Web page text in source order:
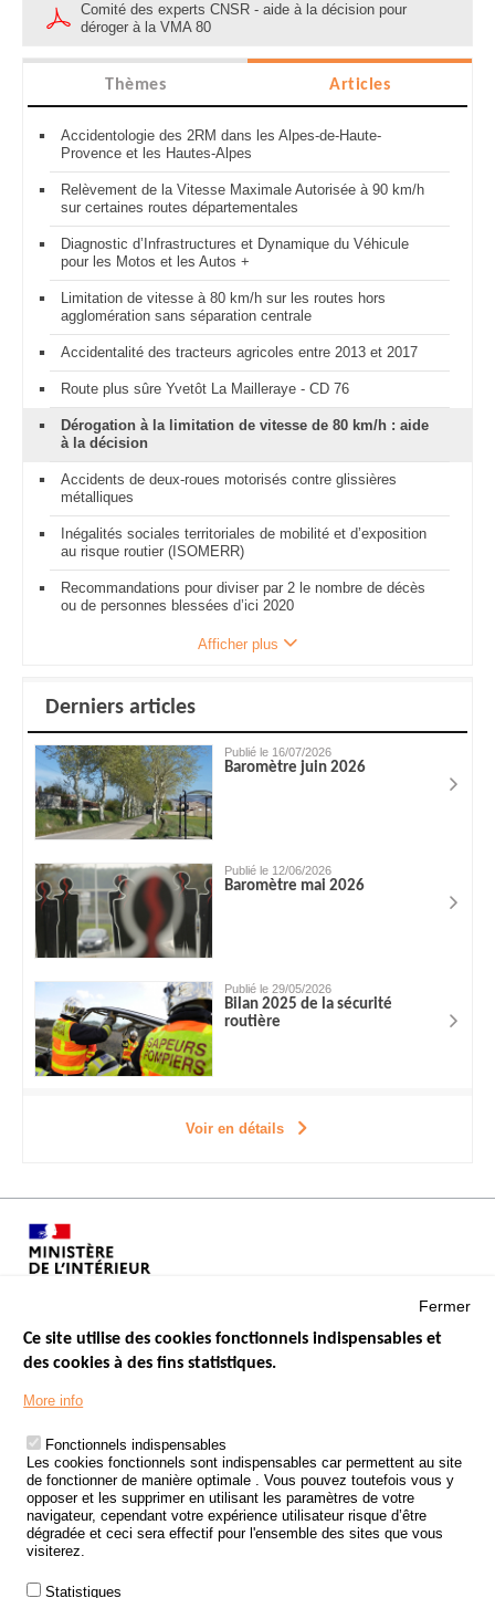
Comité des experts CNSR - aide à la décision pour
déroger à la VMA 80
Thèmes Articles
Accidentologie des 2RM dans les Alpes-de-Haute-
Provence et les Hautes-Alpes
Relèvement de la Vitesse Maximale Autorisée à 90 km/h
sur certaines routes départementales
Diagnostic d’Infrastructures et Dynamique du Véhicule
pour les Motos et les Autos +
Limitation de vitesse à 80 km/h sur les routes hors
agglomération sans séparation centrale
Accidentalité des tracteurs agricoles entre 2013 et 2017
Route plus sûre Yvetôt La Mailleraye - CD 76
Dérogation à la limitation de vitesse de 80 km/h : aide
à la décision
Accidents de deux-roues motorisés contre glissières
métalliques
Inégalités sociales territoriales de mobilité et d’exposition
au risque routier (ISOMERR)
Recommandations pour diviser par 2 le nombre de décès
ou de personnes blessées d’ici 2020
Afficher plus
Derniers articles
Publié le 16/07/2026
Baromètre juin 2026
Publié le 12/06/2026
Baromètre mai 2026
Publié le 29/05/2026
Bilan 2025 de la sécurité
routière
Voir en détails
Menu
Footer
LES SITES PUBLICS
ÉTAT DE L’INSÉCURITÉ ROUTIÈRE
TRAITEMENT DES DONNÉES PERSONNELLES DES ACCIDENTS DE
LA ROUTE
ETUDES ET RECHERCHES
APPEL À PROJETS
POLITIQUE DE SÉCURITÉ ROUTIÈRE
Fermer
Ce site utilise des cookies fonctionnels indispensables et
des cookies à des fins statistiques.
More info
Fonctionnels indispensables
Les cookies fonctionnels sont indispensables car permettent au site
de fonctionner de manière optimale . Vous pouvez toutefois vous y
opposer et les supprimer en utilisant les paramètres de votre
navigateur, cependant votre expérience utilisateur risque d’être
dégradée et ceci sera effectif pour l'ensemble des sites que vous
visiterez.
Statistiques